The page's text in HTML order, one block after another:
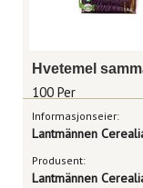
100 Per
Informasjonseier:
Lantmännen
Produsent:
Lantmännen